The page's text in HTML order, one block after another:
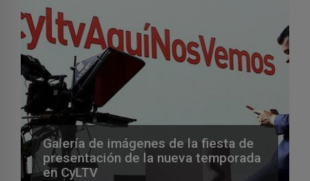
Galería de imágenes de la fiesta de
presentación de la nueva temporada
en CyLTV